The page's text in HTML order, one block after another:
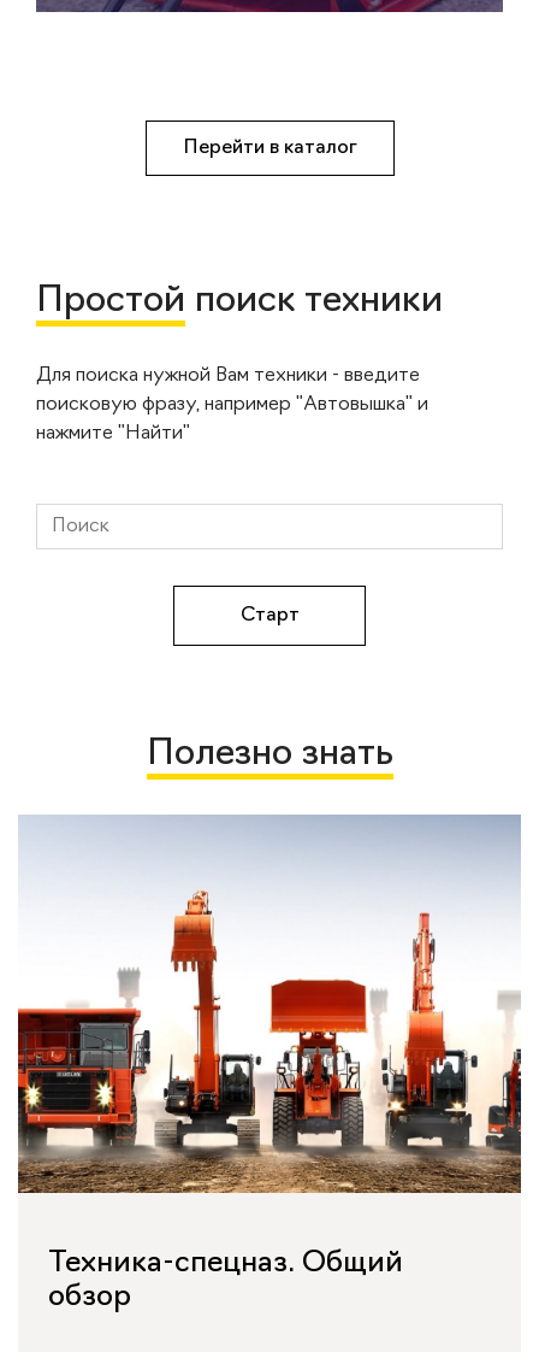
Перейти в каталог
Простой поиск техники
Для поиска нужной Вам техники - введите
поисковую фразу, например "Автовышка" и
нажмите "Найти"
Полезно знать
Техника-спецназ. Общий
обзор